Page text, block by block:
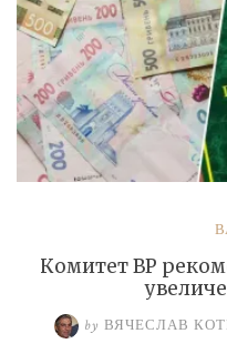
Комитет ВР
by ВЯЧЕСЛАВ